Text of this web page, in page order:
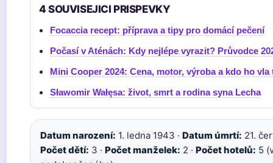
4 SOUVISEJICI PRISPEVKY
Focaccia recept: příprava a tipy pro domácí pečení
Počasí v Aténách: Kdy nejlépe vyrazit? Průvodce
Mini Cooper 2024: Cena, motor, výroba a kdo ho vla
Sławomir Wałęsa: život, smrt a rodina syna Lecha
Datum narození: 1. ledna 1943 · Datum úmrtí: 21.
Počet dětí: 3 · Počet manželek: 2 · Počet hotelů: 5